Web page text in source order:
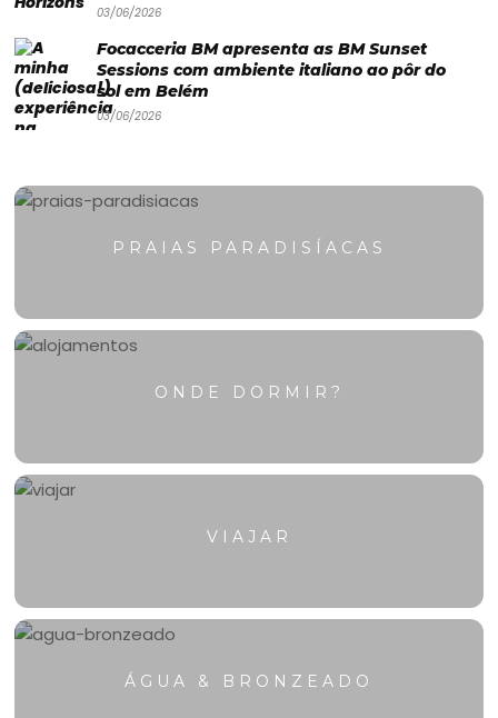
03/06/2026
Focacceria BM apresenta as BM Sunset
Sessions com ambiente italiano ao pôr do
sol em Belém
03/06/2026
PRAIAS PARADISÍACAS
ONDE DORMIR?
VIAJAR
ÁGUA & BRONZEADO